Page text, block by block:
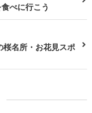
べに行こう
桜名所・お花見スポ